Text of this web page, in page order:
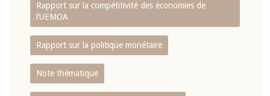
Rapport sur la compétitivité des économies de
l‘UEMOA
Rapport sur la politique monétaire
Note thématique